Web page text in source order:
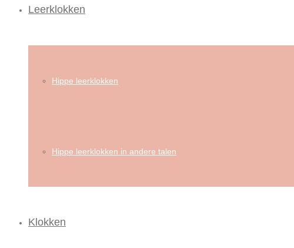
Leerklokken
Hippe leerklokken
Hippe leerklokken in andere talen
Klokken